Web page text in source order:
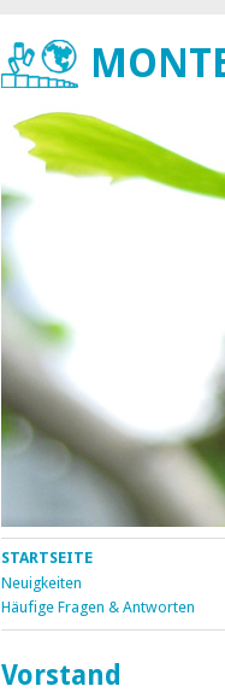
STARTSEITE
Neuigkeiten
Häufige Fragen & Antworten
Vorstand